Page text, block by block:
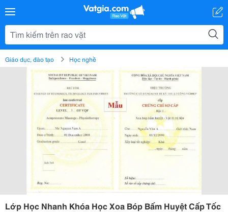
Giáo dục, đào tạo Học nghề
Lớp Học Nhanh Khóa Học Xoa Bóp Bấm Huyệt Cấp Tốc